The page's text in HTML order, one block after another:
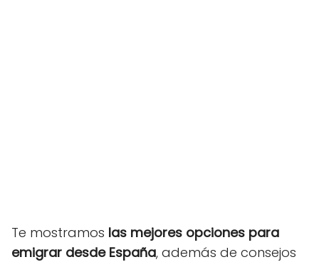
Te mostramos las mejores opciones para
emigrar desde España, además de consejos